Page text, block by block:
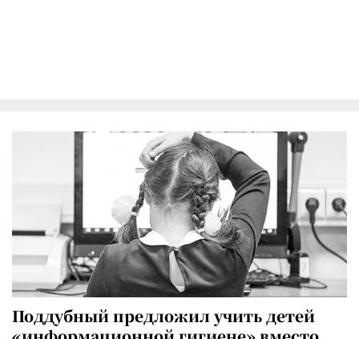
Поддубный предложил учить детей